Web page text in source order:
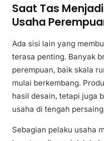
Saat Tas
Usaha
Ada sisi lain yang
terasa penting. Banyak
perempuan, baik skala
mulai berkembang.
hasil desain, tetapi juga
usaha di tengah
Sebagian pelaku usaha